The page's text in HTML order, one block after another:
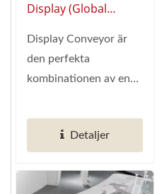
Display (Global
Restaurangautomation)
Display Conveyor är
den perfekta
kombinationen av en
och displaykonveyor....
Detaljer